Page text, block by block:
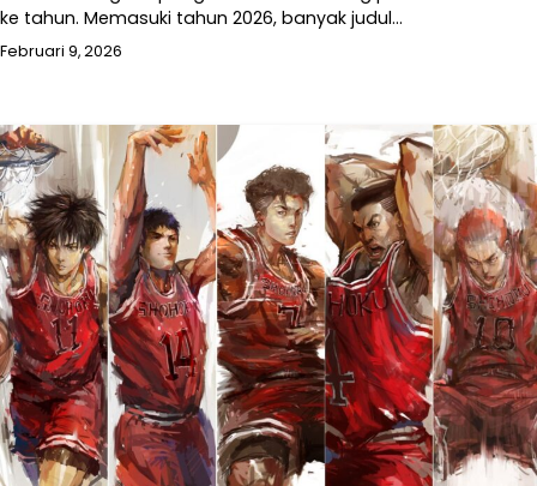
ke tahun. Memasuki tahun 2026, banyak judul…
Februari 9, 2026